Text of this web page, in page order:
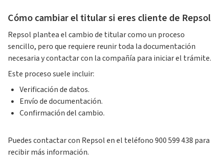
Cómo cambiar el titular si eres cliente de Repsol
Repsol plantea el cambio de titular como un proceso
sencillo, pero que requiere reunir toda la documentación
necesaria y contactar con la compañía para iniciar el trámite.
Este proceso suele incluir:
Verificación de datos.
Envío de documentación.
Confirmación del cambio.
Puedes contactar con Repsol en el teléfono 900 599 438 para
recibir más información.